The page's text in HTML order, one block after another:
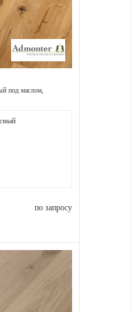
под маслом,
по запросу